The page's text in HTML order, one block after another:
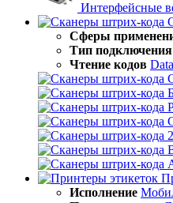
Интерфейсные
Сферы
Тип подключения
Чтение кодов
Исполнение